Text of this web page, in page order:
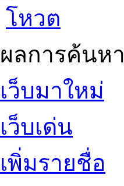
โหวต
ผลการค้นหา
เว็บมาใหม่
เว็บเด่น
เพิ่มรายชื่อ